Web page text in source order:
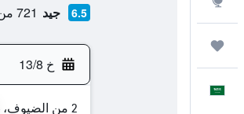
6.5 جيد 721 من التقييمات تم التحقق منها
خ 13/8
2 من الضيوف، غرفة واحدة